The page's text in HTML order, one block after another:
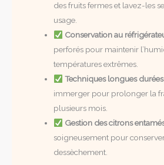
des fruits fermes et lavez-les
usage.
Conservation au
perforés pour maintenir
températures extrêmes.
Techniques longues durées
immerger pour prolonger la
plusieurs mois.
Gestion des citrons
soigneusement pour
dessèchement.